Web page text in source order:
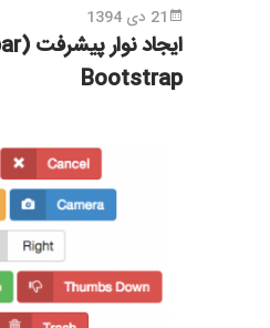
21 دی 1394
Bootstrap